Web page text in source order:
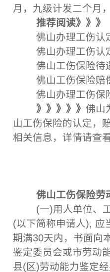
月，九级计发二个月
推荐阅读》》》
佛山办理工伤认
佛山办理工伤认
佛山工伤保险待
佛山工伤保险赔
佛山办理工伤保
》》》》》 佛山
山工伤保险的认定，
相关信息，详情请查
佛山工伤保险劳
(一)用人单位、工
(以下简称申请人), 应
期满30天内，书面向
鉴定委员会或市劳动
县(区)劳动能力鉴定